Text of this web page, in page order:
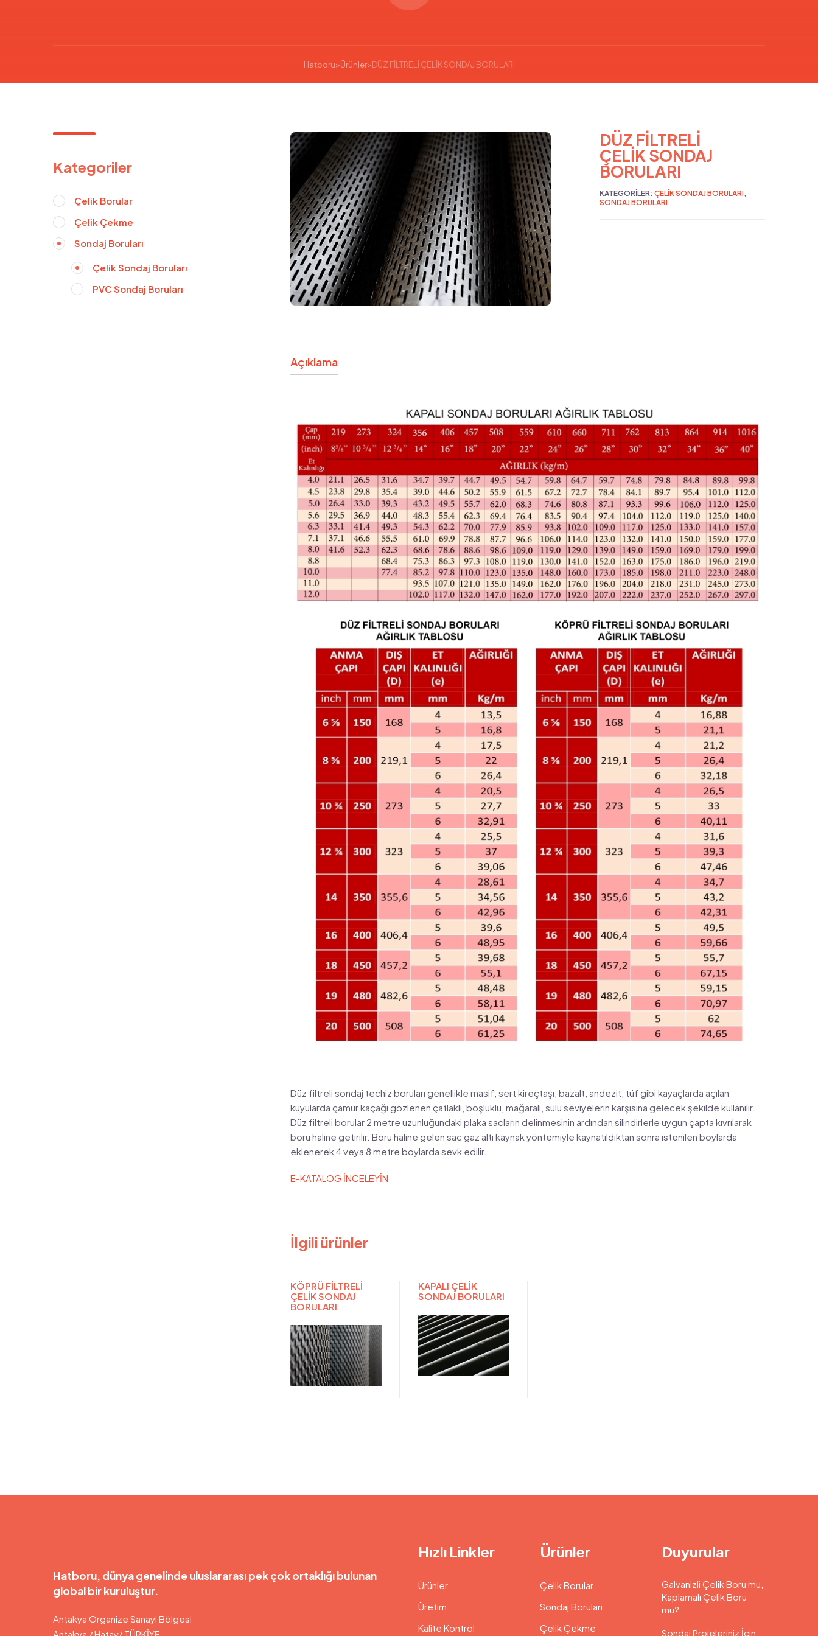
Hatboru>Ürünler>DÜZ FİLTRELİ ÇELİK SONDAJ BORULARI
DÜZ FİLTRELİ
ÇELİK SONDAJ
BORULARI
KATEGORILER: ÇELIK SONDAJ BORULARI,
SONDAJ BORULARI
Açıklama
Düz filtreli sondaj techiz boruları genellikle masif, sert kireçtaşı, bazalt, andezit, tüf gibi kayaçlarda açılan
kuyularda çamur kaçağı gözlenen çatlaklı, boşluklu, mağaralı, sulu seviyelerin karşısına gelecek şekilde kullanılır.
Düz filtreli borular 2 metre uzunluğundaki plaka sacların delinmesinin ardından silindirlerle uygun çapta kıvrılarak
boru haline getirilir. Boru haline gelen sac gaz altı kaynak yöntemiyle kaynatıldıktan sonra istenilen boylarda
eklenerek 4 veya 8 metre boylarda sevk edilir.
E-KATALOG İNCELEYİN
İlgili ürünler
KÖPRÜ FİLTRELİ
ÇELİK SONDAJ
BORULARI
KAPALI ÇELİK
SONDAJ BORULARI
Kategoriler
Çelik Borular
Çelik Çekme
Sondaj Boruları
Çelik Sondaj Boruları
PVC Sondaj Boruları
Hatboru, dünya genelinde uluslararası pek çok ortaklığı bulunan
global bir kuruluştur.
Antakya Organize Sanayi Bölgesi
Antakya / Hatay/ TÜRKİYE
Hızlı Linkler
Ürünler
Üretim
Kalite Kontrol
Ürünler
Çelik Borular
Sondaj Boruları
Çelik Çekme
Duyurular
Galvanizli Çelik Boru mu,
Kaplamalı Çelik Boru
mu?
Sondaj Projeleriniz İçin